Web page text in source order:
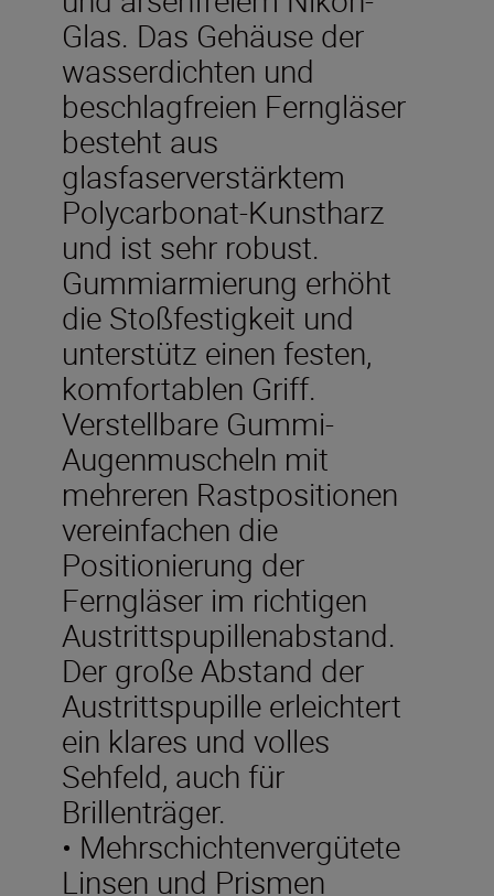
Glas. Das Gehäuse der
wasserdichten und
beschlagfreien Ferngläser
besteht aus
glasfaserverstärktem
Polycarbonat-Kunstharz
und ist sehr robust.
Gummiarmierung erhöht
die Stoßfestigkeit und
unterstütz einen festen,
komfortablen Griff.
Verstellbare Gummi-
Augenmuscheln mit
mehreren Rastpositionen
vereinfachen die
Positionierung der
Ferngläser im richtigen
Austrittspupillenabstand.
Der große Abstand der
Austrittspupille erleichtert
ein klares und volles
Sehfeld, auch für
Brillenträger.
• Mehrschichtenvergütete
Linsen und Prismen